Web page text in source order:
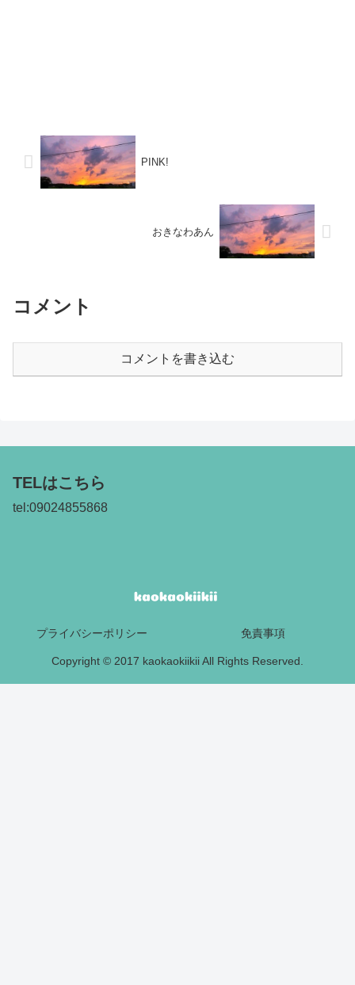
PINK!
おきなわあん
コメント
コメントを書き込む
TELはこちら
tel:09024855868
プライバシーポリシー 免責事項
Copyright © 2017 kaokaokiikii All Rights Reserved.